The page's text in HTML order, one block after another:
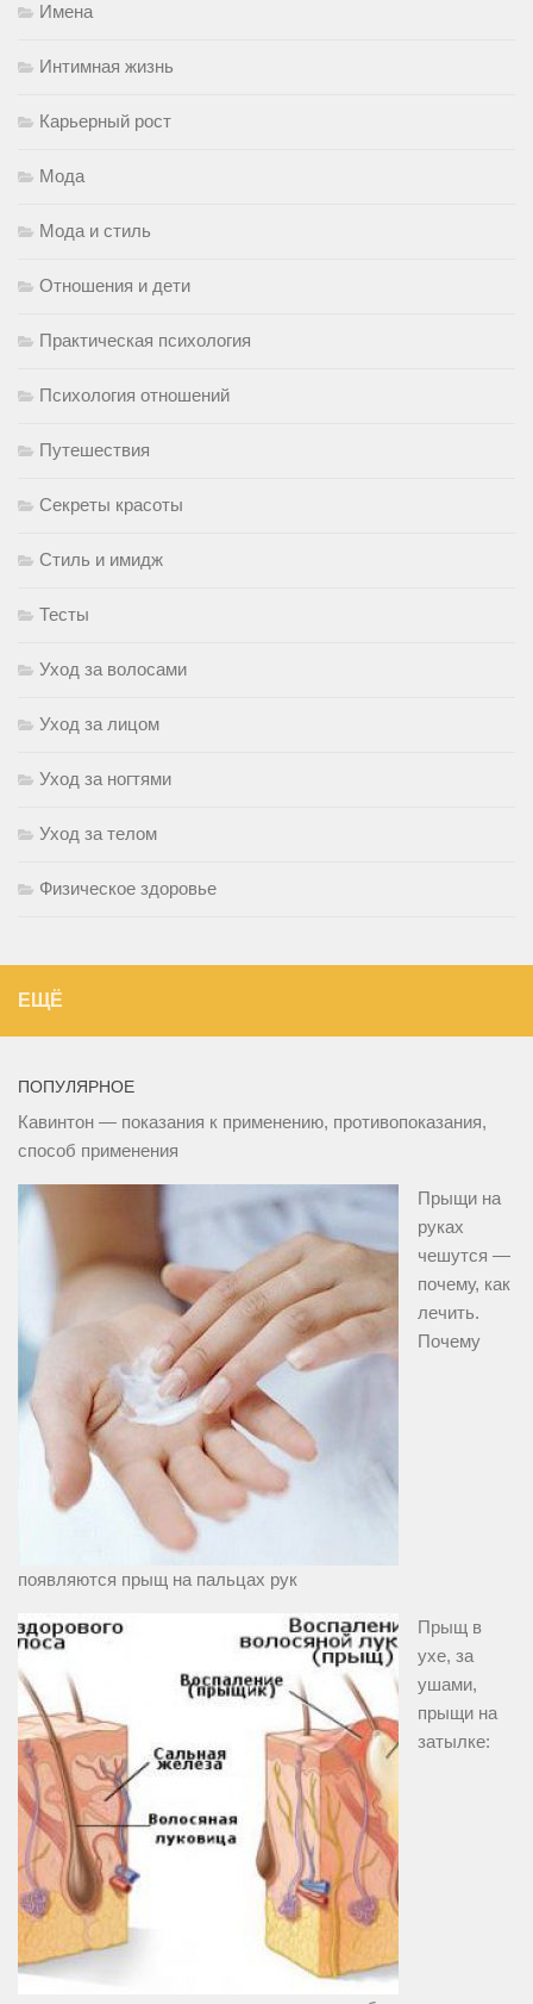
Имена
Интимная жизнь
Карьерный рост
Мода
Мода и стиль
Отношения и дети
Практическая психология
Психология отношений
Путешествия
Секреты красоты
Стиль и имидж
Тесты
Уход за волосами
Уход за лицом
Уход за ногтями
Уход за телом
Физическое здоровье
ЕЩЁ
ПОПУЛЯРНОЕ
Кавинтон — показания к применению, противопоказания,
способ применения
Прыщи на
руках
чешутся —
почему, как
лечить.
Почему
появляются прыщ на пальцах рук
Прыщ в
ухе, за
ушами,
прыщи на
затылке: